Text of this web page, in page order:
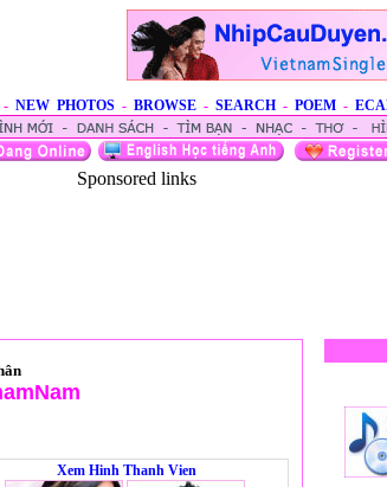
- NEW PHOTOS - BROWSE - SEARCH - POEM -
Sponsored links
Xem Hinh Thanh Vien